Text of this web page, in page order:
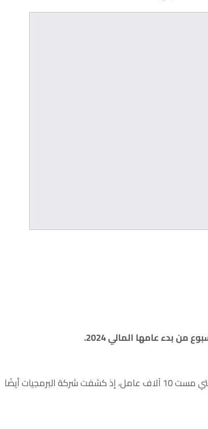
وتأتي التخفيضات بالإضافة إلى التسريحات المعلن عنها في يناير والتي مست 10 آلاف عامل، إذ كشفت شركة البرمجيات أيضًا